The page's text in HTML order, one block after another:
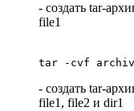
- создать tar-
file1
tar -cvf
- создать tar-
file1, file2 и dir1